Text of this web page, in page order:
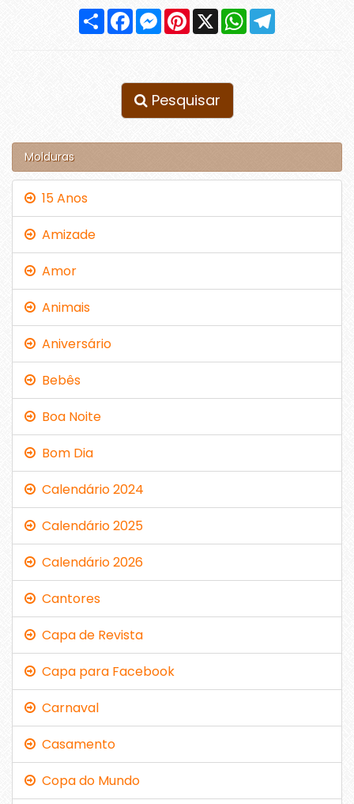
Compartilhar
FacebookMessenger
Pinterest
X WhatsApp
Pesquisar
Molduras
15 Anos
Amizade
Amor
Animais
Aniversário
Bebês
Boa Noite
Bom Dia
Calendário 2024
Calendário 2025
Calendário 2026
Cantores
Capa de Revista
Capa para Facebook
Carnaval
Casamento
Copa do Mundo